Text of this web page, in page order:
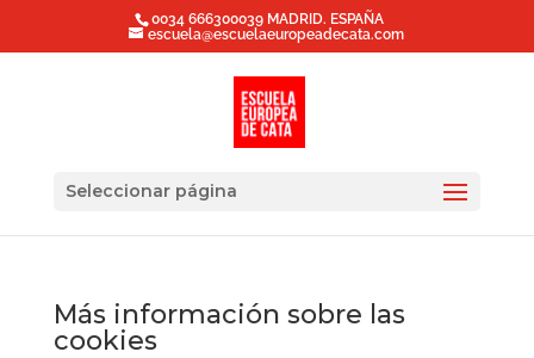
0034 666300039 MADRID. ESPAÑA
escuela@escuelaeuropeadecata.com
Seleccionar página
Más información sobre las
cookies